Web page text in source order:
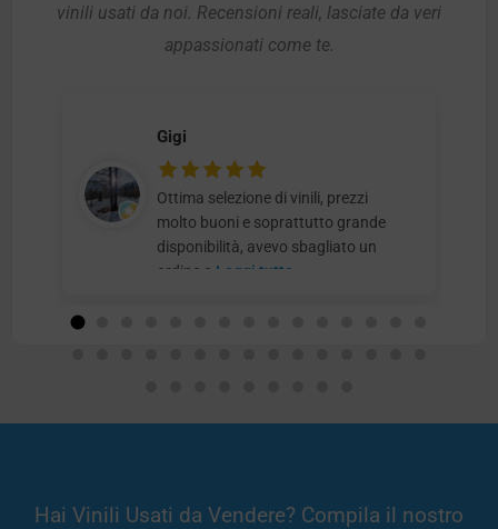
vinili usati da noi. Recensioni reali, lasciate da veri
appassionati come te.
Gigi
Ottima selezione di vinili, prezzi
molto buoni e soprattutto grande
disponibilità, avevo sbagliato un
ordine e Leggi tutto
Hai Vinili Usati da Vendere? Compila il nostro